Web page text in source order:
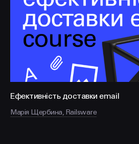
FACEBOOK LINKEDIN
Ефективність доставки email
Марія Щербина, Railsware